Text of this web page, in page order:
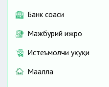
Банк соҳаси
Мажбурий ижро
Истеъмолчи ҳуқуқи
Маҳалла